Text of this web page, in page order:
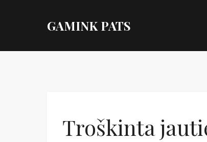
GAMINK PATS
Troškinta